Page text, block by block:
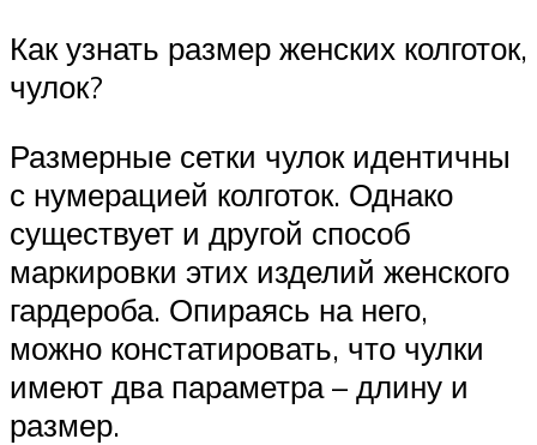
Как узнать размер женских колготок,
чулок?
Размерные сетки чулок идентичны
с нумерацией колготок. Однако
существует и другой способ
маркировки этих изделий женского
гардероба. Опираясь на него,
можно констатировать, что чулки
имеют два параметра – длину и
размер.